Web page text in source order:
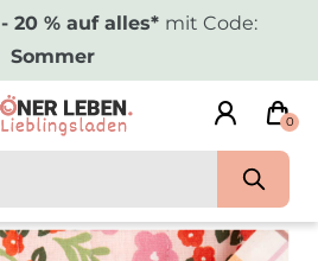
- 20 % auf alles* mit Code:
Sommer
0